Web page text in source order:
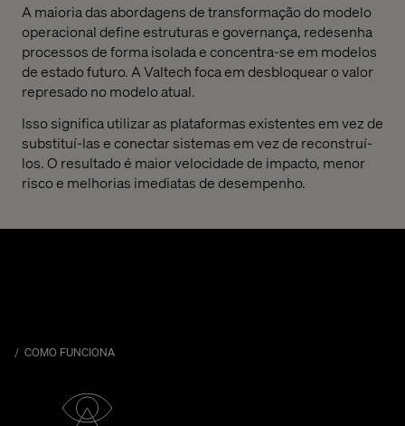
A maioria das abordagens de transformação do modelo
operacional define estruturas e governança, redesenha
processos de forma isolada e concentra-se em modelos
de estado futuro. A Valtech foca em desbloquear o valor
represado no modelo atual.
Isso significa utilizar as plataformas existentes em vez de
substituí-las e conectar sistemas em vez de reconstruí-
los. O resultado é maior velocidade de impacto, menor
risco e melhorias imediatas de desempenho.
COMO FUNCIONA